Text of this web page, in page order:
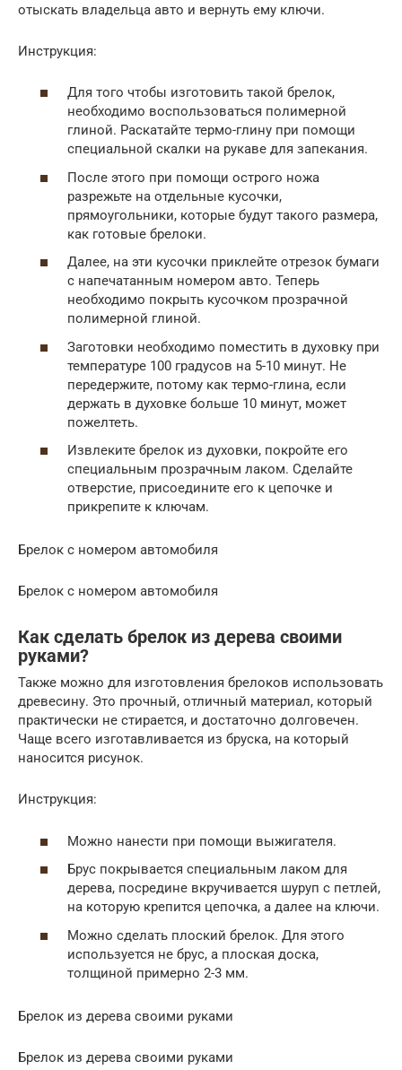
отыскать владельца авто и вернуть ему ключи.
Инструкция:
Для того чтобы изготовить такой брелок,
необходимо воспользоваться полимерной
глиной. Раскатайте термо-глину при помощи
специальной скалки на рукаве для запекания.
После этого при помощи острого ножа
разрежьте на отдельные кусочки,
прямоугольники, которые будут такого размера,
как готовые брелоки.
Далее, на эти кусочки приклейте отрезок бумаги
с напечатанным номером авто. Теперь
необходимо покрыть кусочком прозрачной
полимерной глиной.
Заготовки необходимо поместить в духовку при
температуре 100 градусов на 5-10 минут. Не
передержите, потому как термо-глина, если
держать в духовке больше 10 минут, может
пожелтеть.
Извлеките брелок из духовки, покройте его
специальным прозрачным лаком. Сделайте
отверстие, присоедините его к цепочке и
прикрепите к ключам.
Брелок с номером автомобиля
Брелок с номером автомобиля
Как сделать брелок из дерева своими
руками?
Также можно для изготовления брелоков использовать
древесину. Это прочный, отличный материал, который
практически не стирается, и достаточно долговечен.
Чаще всего изготавливается из бруска, на который
наносится рисунок.
Инструкция:
Можно нанести при помощи выжигателя.
Брус покрывается специальным лаком для
дерева, посредине вкручивается шуруп с петлей,
на которую крепится цепочка, а далее на ключи.
Можно сделать плоский брелок. Для этого
используется не брус, а плоская доска,
толщиной примерно 2-3 мм.
Брелок из дерева своими руками
Брелок из дерева своими руками